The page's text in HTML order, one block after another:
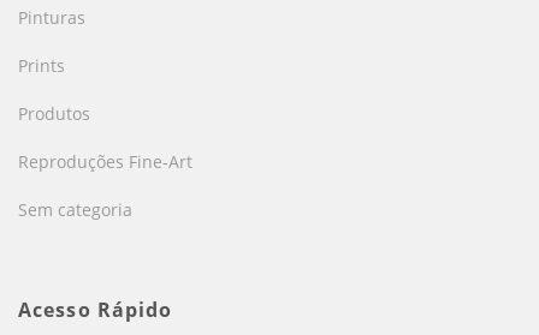
Pinturas
Prints
Produtos
Reproduções Fine-Art
Sem categoria
Acesso Rápido